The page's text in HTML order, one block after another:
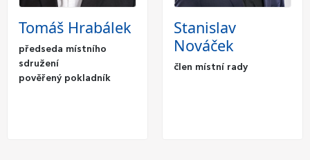
Tomáš Hrabálek
předseda místního
sdružení
pověřený pokladník
Stanislav
Nováček
člen místní rady